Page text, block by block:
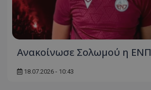
Ανακοίνωσε Σολωμού η ΕΝΠ
18.07.2026 - 10:43